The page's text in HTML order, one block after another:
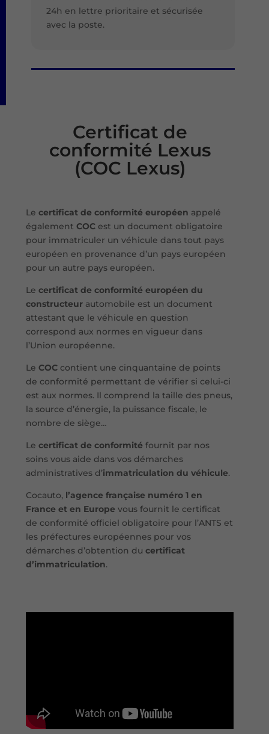
24h en lettre prioritaire et sécurisée
avec la poste.
Certificat de
conformité Lexus
(COC Lexus)
Lecertificat de conformité européen appelé
égalementCOC est un document obligatoire
pour immatriculer un véhicule dans tout pays
européen en provenance d’un pays européen
pour un autre pays européen.
Lecertificat de conformité européen du
constructeur automobile est un document
attestant que le véhicule en question
correspond aux normes en vigueur dans
l’Union européenne.
LeCOC contient une cinquantaine de points
de conformité permettant de vérifier si celui-ci
est aux normes. Il comprend la taille des pneus,
la source d’énergie, la puissance fiscale, le
nombre de siège…
Lecertificat de conformité fournit par nos
soins vous aide dans vos démarches
administratives d’immatriculation du véhicule.
Cocauto, l’agence française numéro 1 en
France et en Europe vous fournit le certificat
de conformité officiel obligatoire pour l’ANTS et
les préfectures européennes pour vos
démarches d’obtention ducertificat
d’immatriculation.